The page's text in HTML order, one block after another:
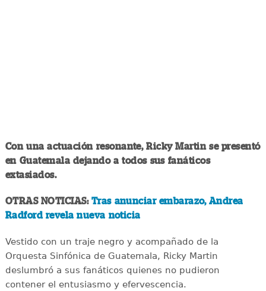
Con una actuación resonante, Ricky Martin se presentó
en Guatemala dejando a todos sus fanáticos
extasiados.
OTRAS NOTICIAS: Tras anunciar embarazo, Andrea
Radford revela nueva noticia
Vestido con un traje negro y acompañado de la
Orquesta Sinfónica de Guatemala, Ricky Martin
deslumbró a sus fanáticos quienes no pudieron
contener el entusiasmo y efervescencia.